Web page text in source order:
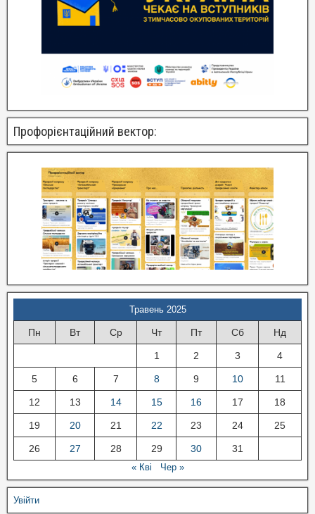
Профорієнтаційний вектор:
Травень 2025
Пн Вт Ср Чт Пт Сб Нд
1 2 3 4
5 6 7 8 9 10 11
12 13 14 15 16 17 18
19 20 21 22 23 24 25
26 27 28 29 30 31
« Кві Чер »
Увійти